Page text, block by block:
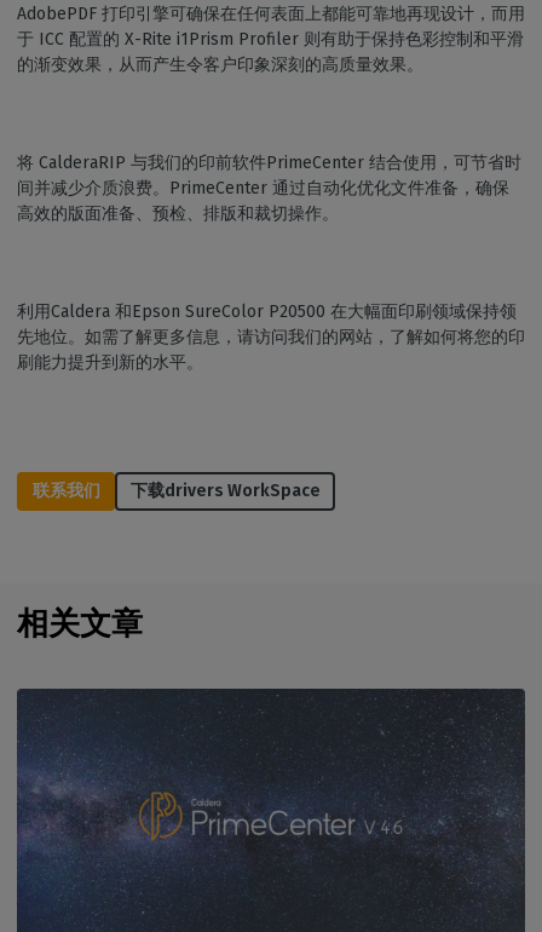
AdobePDF 打印引擎可确保在任何表面上都能可靠地再现设计，而用
于 ICC 配置的 X-Rite i1Prism Profiler 则有助于保持色彩控制和平滑
的渐变效果，从而产生令客户印象深刻的高质量效果。
将 CalderaRIP 与我们的印前软件PrimeCenter 结合使用，可节省时
间并减少介质浪费。PrimeCenter 通过自动化优化文件准备，确保
高效的版面准备、预检、排版和裁切操作。
利用Caldera 和Epson SureColor P20500 在大幅面印刷领域保持领
先地位。如需了解更多信息，请访问我们的网站，了解如何将您的印
刷能力提升到新的水平。
联系我们 下载drivers WorkSpace
相关文章